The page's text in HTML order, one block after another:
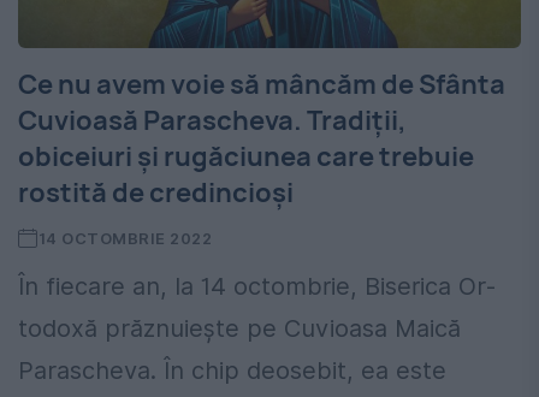
Ce nu avem voie să mâncăm de Sfânta
Cuvioasă Parascheva. Tradiții,
obiceiuri şi rugăciunea care trebuie
rostită de credincioși
14 OCTOMBRIE 2022
În fiecare an, la 14 octombrie, Biserica Or­
todoxă prăznuiește pe Cuvioasa Maică
Parascheva. În chip deo­sebit, ea este